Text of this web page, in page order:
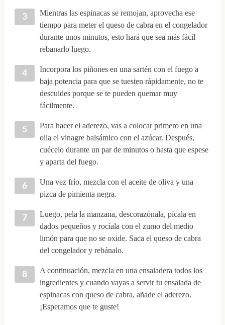
Mientras las espinacas se remojan, aprovecha ese
tiempo para meter el queso de cabra en el congelador
durante unos minutos, esto hará que sea más fácil
rebanarlo luego.
Incorpora los piñones en una sartén con el fuego a
baja potencia para que se tuesten rápidamente, no te
descuides porque se te pueden quemar muy
fácilmente.
Para hacer el aderezo, vas a colocar primero en una
olla el vinagre balsámico con el azúcar. Después,
cuécelo durante un par de minutos o hasta que espese
y aparta del fuego.
Una vez frío, mezcla con el aceite de oliva y una
pizca de pimienta negra.
Luego, pela la manzana, descorazónala, pícala en
dados pequeños y rocíala con el zumo del medio
limón para que no se oxide. Saca el queso de cabra
del congelador y rebánalo.
A continuación, mezcla en una ensaladera todos los
ingredientes y cuando vayas a servir tu ensalada de
espinacas con queso de cabra, añade el aderezo.
¡Esperamos que te guste!